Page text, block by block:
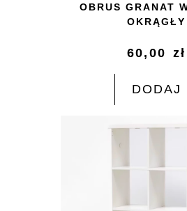
OBRUS GRANAT
OKRĄGŁY
60,00 zł
DODAJ